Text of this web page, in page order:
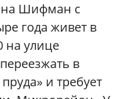
Шифман с
года живет в
на улице
в
и требует